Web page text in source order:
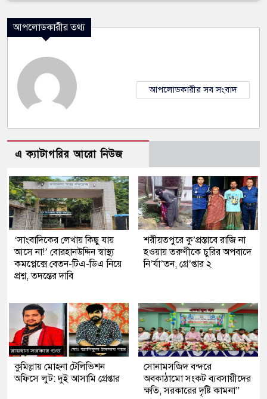
আপলোডকারীর তথ্য
আপলোডকারীর সব সংবাদ
এ ক্যাটাগরির আরো নিউজ
‘সাংবাদিকের লেখায় কিছু যায়
আসে না!’ বোরহানউদ্দিন স্বাস্থ্য
কমপ্লেক্সে বেতন-টিএ-ডিএ নিয়ে
প্রশ্ন, তদন্তের দাবি
শরীয়তপুরে কু’প্রস্তাবে রাজি না
হওয়ায় তরুণীকে চুরির অপবাদে
নি’র্যা’তন, গ্রে’প্তার ২
কুমিল্লায় মোহনা টেলিভিশন
অফিসে লুট: দুই আসামি গ্রেপ্তার
সোনামসজিদ বন্দরে
অবকাঠামো সংকট ব্যবসায়ীদের
ক্ষতি, সরকারের দৃষ্টি কামনা”